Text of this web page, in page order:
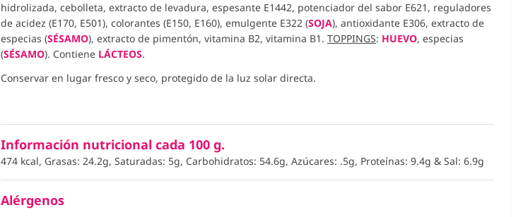
hidrolizada, cebolleta, extracto de levadura, espesante E1442, potenciador del sabor E621, reguladores
de acidez (E170, E501), colorantes (E150, E160), emulgente E322 (SOJA), antioxidante E306, extracto de
especias (SÉSAMO), extracto de pimentón, vitamina B2, vitamina B1. TOPPINGS: HUEVO, especias
(SÉSAMO). Contiene LÁCTEOS.
Conservar en lugar fresco y seco, protegido de la luz solar directa.
Información nutricional cada 100 g.
474 kcal, Grasas: 24.2g, Saturadas: 5g, Carbohidratos: 54.6g, Azúcares: .5g, Proteínas: 9.4g & Sal: 6.9g
Alérgenos